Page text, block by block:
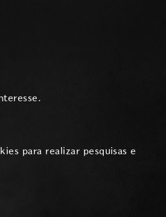
para realizar pesquisas e